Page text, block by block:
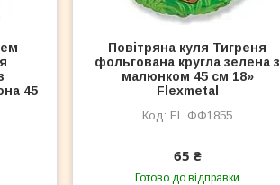
45
Повітряна куля Тигреня
фольгована кругла зелена з
малюнком 45 см 18»
Flexmetal
FL ФФ1855
65 ₴
Готово до відправки